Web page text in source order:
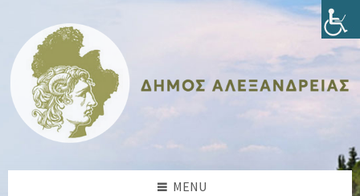
content
sidebar
sidebar
footer
MENU